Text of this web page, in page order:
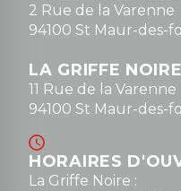
2 Rue de la Varenne
94100 St Maur-des-
LA GRIFFE
11 Rue de la Varenne
94100 St Maur-des-
HORAIRES
La Griffe Noire :